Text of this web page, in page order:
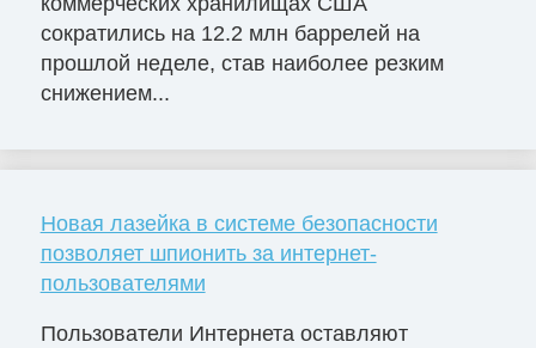
сократились на 12.2 млн баррелей на
прошлой неделе, став наиболее резким
снижением...
Новая лазейка в системе безопасности
позволяет шпионить за интернет-
пользователями
Пользователи Интернета оставляют